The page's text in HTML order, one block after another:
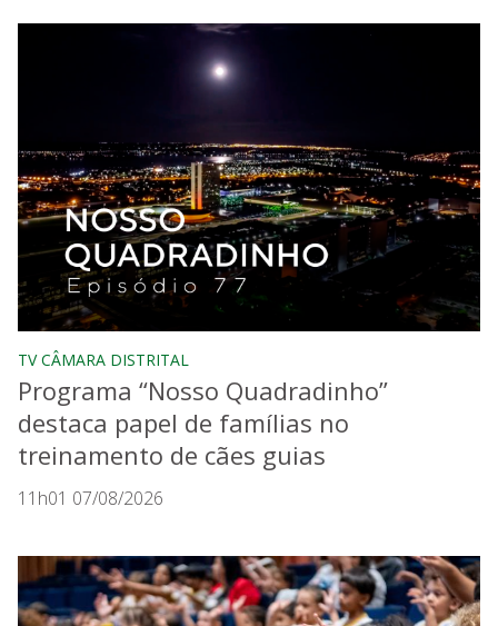
TV CÂMARA DISTRITAL
Programa “Nosso Quadradinho”
destaca papel de famílias no
treinamento de cães guias
11h01 07/08/2026